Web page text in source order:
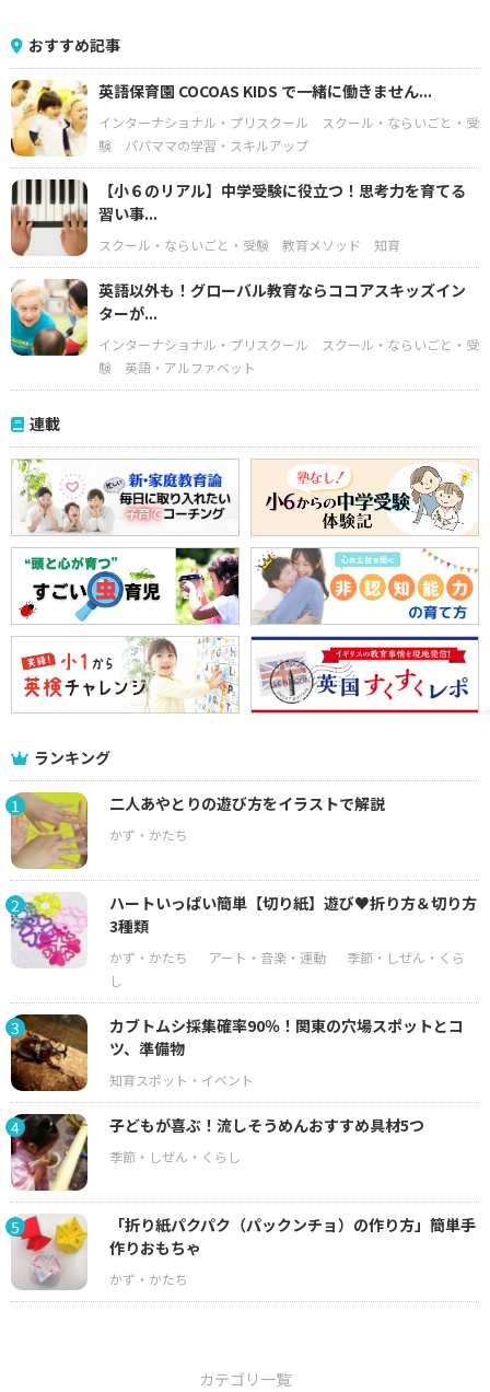
おすすめ記事
英語保育園 COCOAS KIDS で一緒に働きません...
インターナショナル・プリスクール
スクール・ならいごと・受
験
パパママの学習・スキルアップ
【小６のリアル】中学受験に役立つ！思考力を育てる
習い事...
スクール・ならいごと・受験 教育メソッド 知育
英語以外も！グローバル教育ならココアスキッズイン
ターが...
インターナショナル・プリスクール
スクール・ならいごと・受
験
英語・アルファベット
連載
ランキング
1 二人あやとりの遊び方をイラストで解説
2
ハートいっぱい簡単【切り紙】遊び♥折り方＆切り方
3種類
3
カブトムシ採集確率90％！関東の穴場スポットとコ
ツ、準備物
4 子どもが喜ぶ！流しそうめんおすすめ具材5つ
5
「折り紙パクパク（パックンチョ）の作り方」簡単手
作りおもちゃ
カテゴリ一覧